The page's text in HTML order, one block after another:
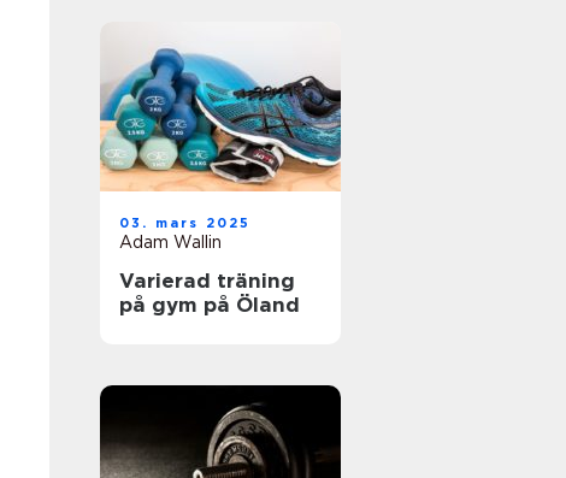
03. mars 2025
Adam Wallin
Varierad träning
på gym på Öland